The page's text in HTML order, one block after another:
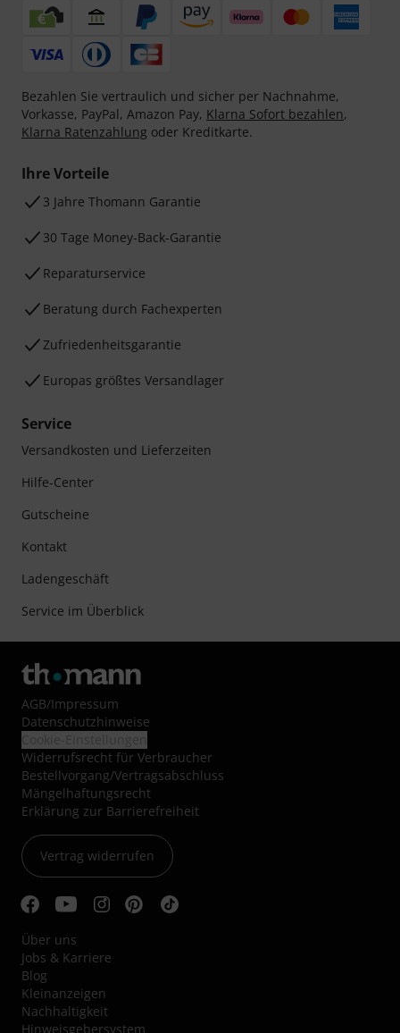
Bezahlen Sie vertraulich und sicher per Nachnahme,
Vorkasse, PayPal, Amazon Pay, Klarna Sofort bezahlen,
Klarna Ratenzahlung oder Kreditkarte.
Ihre Vorteile
3 Jahre Thomann Garantie
30 Tage Money-Back-Garantie
Reparaturservice
Beratung durch Fachexperten
Zufriedenheitsgarantie
Europas größtes Versandlager
Service
Versandkosten und Lieferzeiten
Hilfe-Center
Gutscheine
Kontakt
Ladengeschäft
Service im Überblick
AGB/Impressum
Datenschutzhinweise
Widerrufsrecht für Verbraucher
Bestellvorgang/Vertragsabschluss
Mängelhaftungsrecht
Erklärung zur Barrierefreiheit
Vertrag widerrufen
Über uns
Jobs & Karriere
Blog
Kleinanzeigen
Nachhaltigkeit
Hinweisgebersystem